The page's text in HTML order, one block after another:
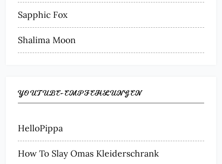
Sapphic Fox
Shalima Moon
YOUTUBE-EMPFEHLUNGEN
HelloPippa
How To Slay Omas Kleiderschrank